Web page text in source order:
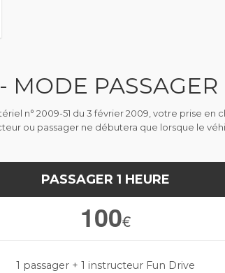
- MODE PASSAGER
n° 2009-51 du 3 février 2009, votre prise
ou passager ne débutera que lorsque le
PASSAGER 1 HEURE
100€
1 passager + 1 instructeur Fun Drive